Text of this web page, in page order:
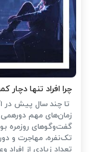
چرا افراد تنها
تا چند سال پیش در
زمان‌های مهم دورهمی
گفت‌وگوهای روزمره
تک‌نفره، مهاجرت و
تعداد زیادی از